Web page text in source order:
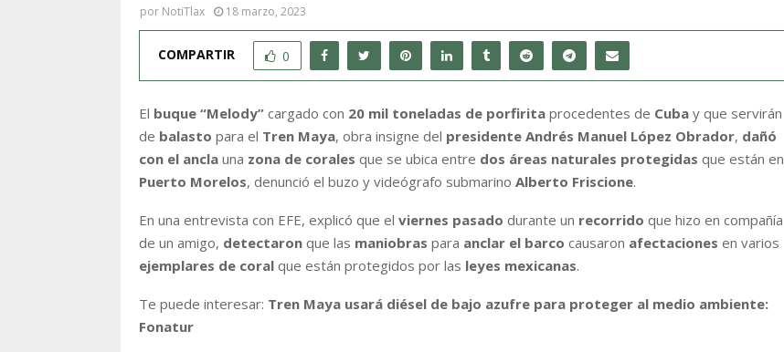
por NotiTlax 18 marzo, 2023
COMPARTIR 0
El buque “Melody” cargado con 20 mil toneladas de porfirita procedentes de Cuba y que servirán
de balasto para el Tren Maya, obra insigne del presidente Andrés Manuel López Obrador, dañó
con el ancla una zona de corales que se ubica entre dos áreas naturales protegidas que están en
Puerto Morelos, denunció el buzo y videógrafo submarino Alberto Friscione.
En una entrevista con EFE, explicó que el viernes pasado durante un recorrido que hizo en compañía
de un amigo, detectaron que las maniobras para anclar el barco causaron afectaciones en varios
ejemplares de coral que están protegidos por las leyes mexicanas.
Te puede interesar: Tren Maya usará diésel de bajo azufre para proteger al medio ambiente:
Fonatur